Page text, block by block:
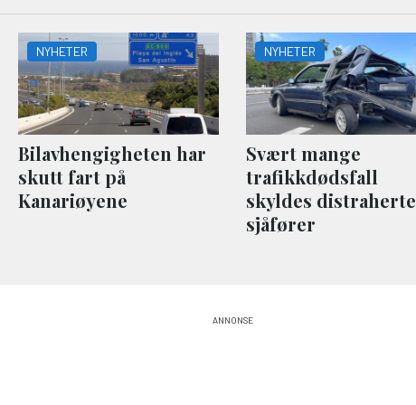
NYHETER
Bilavhengigheten har
skutt fart på
Kanariøyene
NYHETER
Svært mange
trafikkdødsfall
skyldes distraherte
sjåfører